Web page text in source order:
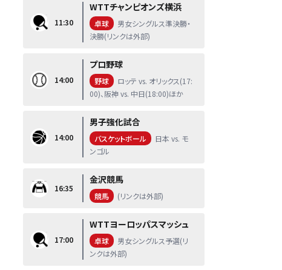
11:30
WTTチャンピオンズ横浜
卓球
男女シングルス準決勝・
決勝(リンクは外部)
14:00
プロ野球
野球
ロッテ vs. オリックス(17:
00)、阪神 vs. 中日(18:00)ほか
14:00
男子強化試合
バスケットボール
日本 vs. モ
ンゴル
16:35
金沢競馬
競馬 (リンクは外部)
17:00
WTTヨーロッパスマッシュ
卓球
男女シングルス予選(リ
ンクは外部)